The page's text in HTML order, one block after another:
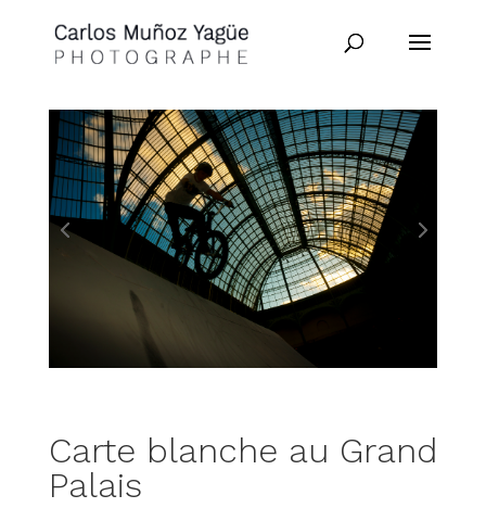
Carte blanche au Grand
Palais